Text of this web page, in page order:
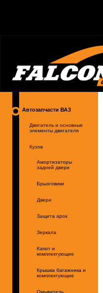
Автозапчасти ВАЗ
Двигатель и основные
элементы двигателя
Кузов
Амортизаторы
задней двери
Брызговики
Двери
Защита арок
Зеркала
Капот и
комплектующие
Крышка багажника и
комплектующие
Омыватель